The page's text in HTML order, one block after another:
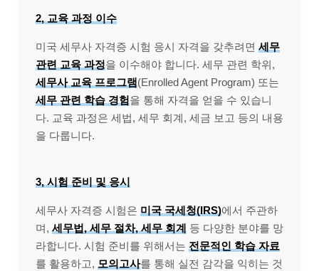
2, 교육 과정 이수
미국 세무사 자격증 시험 응시 자격을 갖추려면 세무
관련 교육 과정을 이수해야 합니다. 세무 관련 학위,
세무사 교육 프로그램(Enrolled Agent Program) 또는
세무 관련 학습 경험을 통해 자격을 얻을 수 있습니
다. 교육 과정은 세법, 세무 회계, 세금 보고 등의 내용
을 다룹니다.
3, 시험 준비 및 응시
세무사 자격증 시험은 미국 국세청(IRS)에서 주관하
며, 세무법, 세무 절차, 세무 회계 등 다양한 분야를 망
라합니다. 시험 준비를 위해서는 전문적인 학습 자료
를 활용하고, 모의고사를 통해 실전 감각을 익히는 것